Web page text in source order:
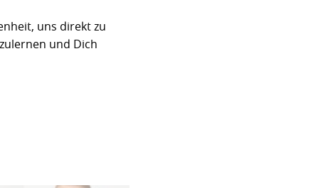
uns direkt zu
und Dich